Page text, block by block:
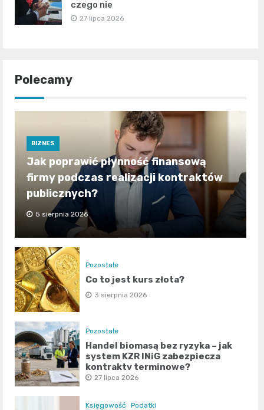
czego nie
27 lipca 2026
Polecamy
BIZNES
Jak poprawić płynność finansową
firmy podczas realizacji kontraktów
publicznych?
5 sierpnia 2026
Pozostałe
Co to jest kurs złota?
3 sierpnia 2026
Pozostałe
Handel biomasą bez ryzyka – jak
system KZR INiG zabezpiecza
kontrakty terminowe?
27 lipca 2026
Księgowość Podatki